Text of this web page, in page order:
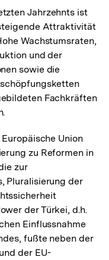
Jahrzehnts ist
Attraktivität
Wachstumsraten,
und der
sowie die
Fachkräften
Union
zu Reformen in
zur
Pluralisierung der
der Türkei, d.h.
Einflussnahme
fußte neben der
der EU-